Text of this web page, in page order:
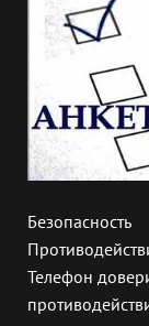
Безопасность
Телефон